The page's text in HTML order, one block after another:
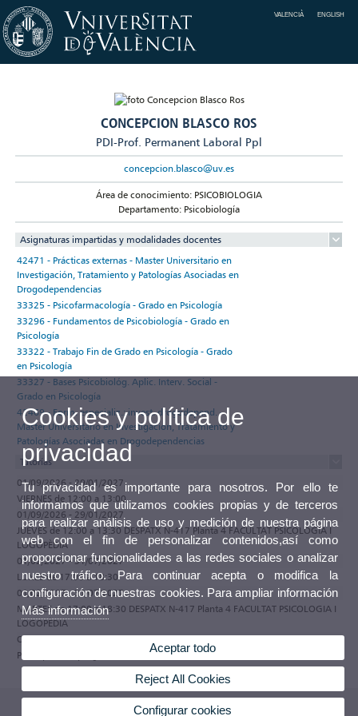
VALENCIÀ ENGLISH
CONCEPCION BLASCO ROS
PDI-Prof. Permanent Laboral Ppl
concepcion.blasco@uv.es
Área de conocimiento: PSICOBIOLOGIA
Departamento: Psicobiología
Asignaturas impartidas y modalidades docentes
42471 - Prácticas externas - Master Universitario en
Investigación, Tratamiento y Patologías Asociadas en
Drogodependencias
33325 - Psicofarmacología - Grado en Psicología
33296 - Fundamentos de Psicobiología - Grado en
Psicología
33322 - Trabajo Fin de Grado en Psicología - Grado
en Psicología
33327 - Bases Psicobiológ. Aplic. Interv. Social -
Grado en Psicología
42469 - Form. especializ.: invest. drogodepend. -
Master Universitario en Investigación, Tratamiento y
Patologías Asociadas en Drogodependencias
Tutorías
01/09/2026 - 29/01/2027
VIERNES de 12:00 a 13:00
01/09/2026 - 29/01/2027
JUEVES de 12:00 a 13:30 DESPATX N-417 Planta 4 FACULTAT PSICOLOGIA I
LOGOPÈDIA
01/02/2027 - 31/07/2027
LUNES de 17:00 a 18:30
01/02/2027 - 31/07/2027
MARTES de 17:00 a 18:30 DESPATX N-417 Planta 4 FACULTAT PSICOLOGIA I
LOGOPÈDIA
Observaciones
Participa en el programa de tutorías electrónicas de la Universitat de València
Cookies y política de
privacidad
Tu privacidad es importante para nosotros. Por ello te
informamos que utilizamos cookies propias y de terceros
para realizar análisis de uso y medición de nuestra página
web con el fin de personalizar contenidos,así como
proporcionar funcionalidades a las redes sociales o analizar
nuestro tráfico. Para continuar acepta o modifica la
configuración de nuestras cookies. Para ampliar información
Más información
Aceptar todo
Reject All Cookies
Configurar cookies